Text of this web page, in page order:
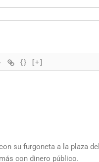
{} [+]
su furgoneta a la plaza
con dinero público.